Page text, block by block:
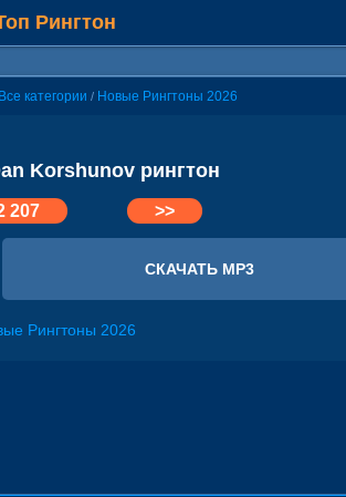
Рингтон
Все категории / Новые Рингтоны 2026
Korshunov рингтон
207 >>
СКАЧАТЬ MP3
Рингтоны 2026